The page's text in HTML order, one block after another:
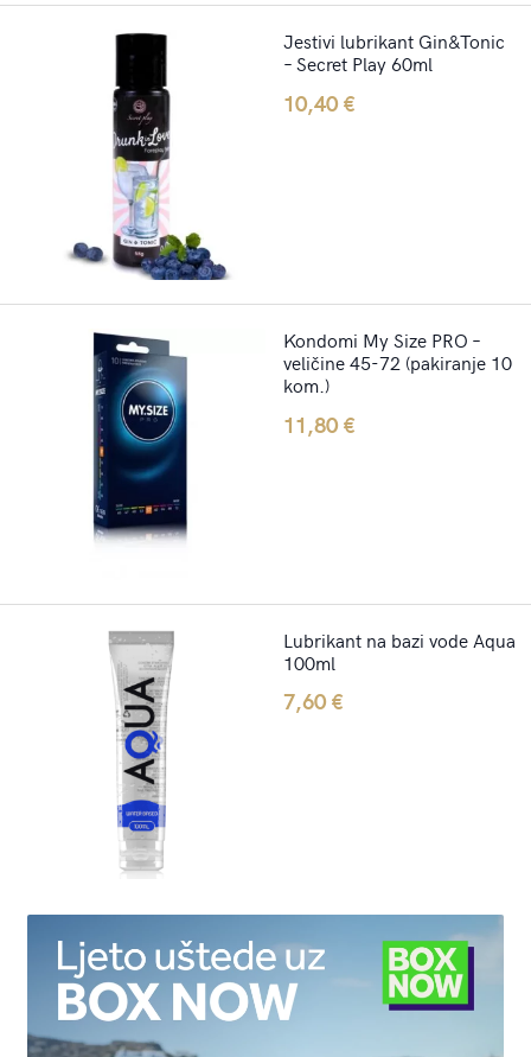
Jestivi lubrikant Gin&Tonic
– Secret Play 60ml
10,40€
Kondomi My Size PRO –
veličine 45-72 (pakiranje 10
kom.)
11,80€
Lubrikant na bazi vode Aqua
100ml
7,60€